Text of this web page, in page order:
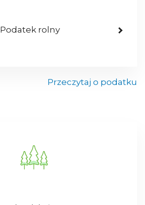
Podatek rolny
Przeczytaj o podatku